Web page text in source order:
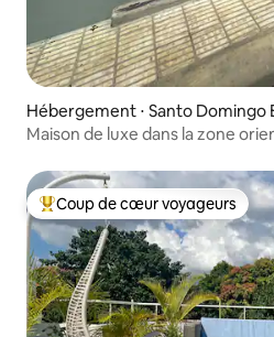
Hébergement ⋅ Santo Domingo
Maison de luxe dans la zone
Coups de cœur voyageurs les
Coup de cœur voyageurs